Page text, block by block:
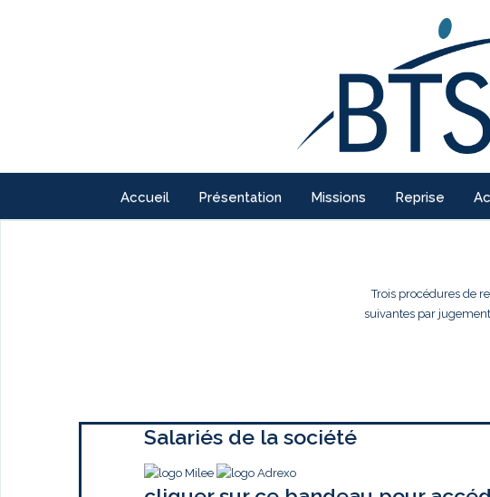
Accueil Présentation Missions Reprise
Trois procédures de
suivantes par
Salariés de la société